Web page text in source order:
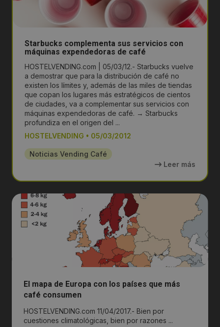
Starbucks complementa sus servicios con
máquinas expendedoras de café
HOSTELVENDING.com | 05/03/12.- Starbucks vuelve
a demostrar que para la distribución de café no
existen los límites y, además de las miles de tiendas
que copan los lugares más estratégicos de cientos
de ciudades, va a complementar sus servicios con
máquinas expendedoras de café. → Starbucks
profundiza en el origen del ...
HOSTELVENDING • 05/03/2012
Noticias Vending Café
Leer más
El mapa de Europa con los países que más
café consumen
HOSTELVENDING.com 11/04/2017.- Bien por
cuestiones climatológicas, bien por razones ...